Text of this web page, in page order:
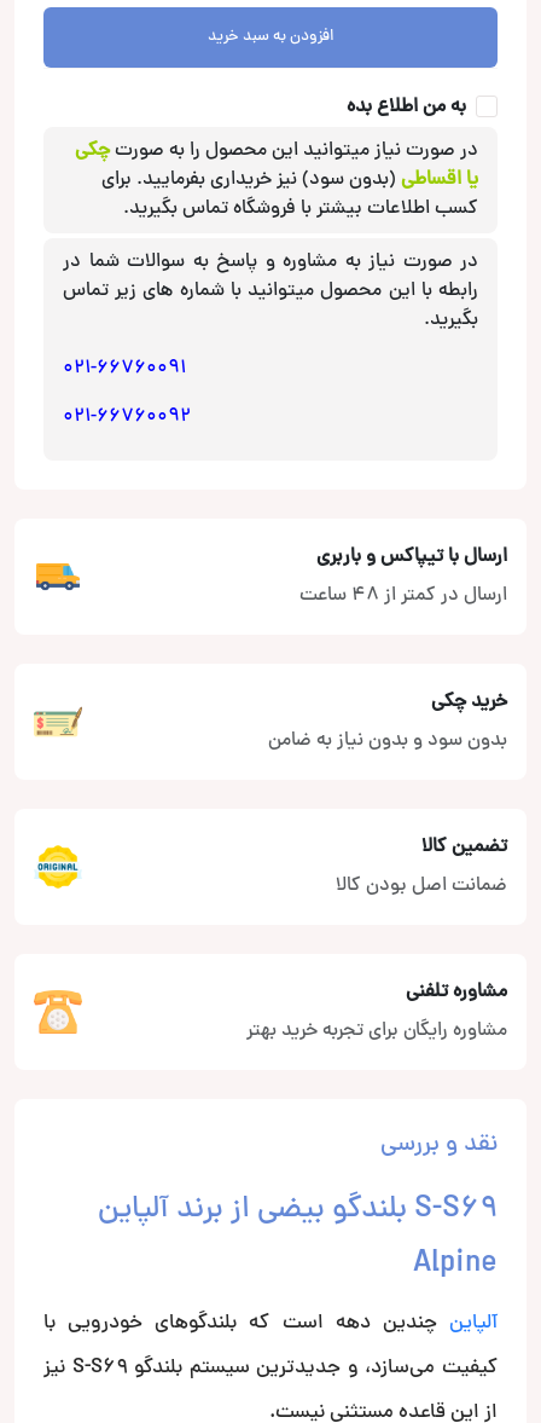
افزودن به سبد خرید
به من اطلاع بده
در صورت نیاز میتوانید این محصول را به صورتچکی
یا اقساطی (بدون سود) نیز خریداری بفرمایید. برای
کسب اطلاعات بیشتر با فروشگاه تماس بگیرید.
در صورت نیاز به مشاوره و پاسخ به سوالات شما در
رابطه با این محصول میتوانید با شماره های زیر تماس
بگیرید.
021-66760091
021-66760092
ارسال با تیپاکس و باربری
ارسال در کمتر از 48 ساعت
خرید چکی
بدون سود و بدون نیاز به ضامن
تضمین کالا
ضمانت اصل بودن کالا
مشاوره تلفنی
مشاوره رایگان برای تجربه خرید بهتر
نقد و بررسی
S-S69 بلندگو بیضی از برند آلپاین
Alpine
آلپاین چندین دهه است که بلندگوهای خودرویی با
کیفیت می‌سازد، و جدیدترین سیستم بلندگو S-S69 نیز
از این قاعده مستثنی نیست.